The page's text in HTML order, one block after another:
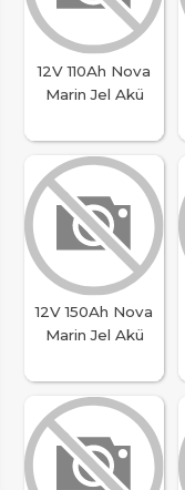
12V 110Ah Nova
Marin Jel Akü
12V 150Ah Nova
Marin Jel Akü